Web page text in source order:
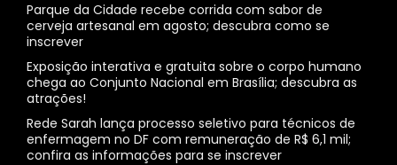
Parque da Cidade recebe corrida com sabor de
cerveja artesanal em agosto; descubra como se
inscrever
Exposição interativa e gratuita sobre o corpo humano
chega ao Conjunto Nacional em Brasília; descubra as
atrações!
Rede Sarah lança processo seletivo para técnicos de
enfermagem no DF com remuneração de R$ 6,1 mil;
confira as informações para se inscrever